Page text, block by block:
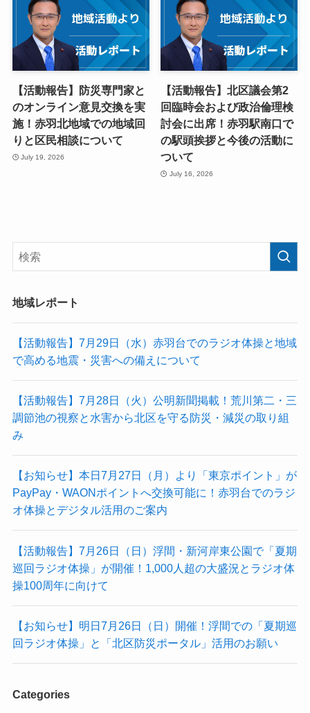
【活動報告】防災専門家と
のオンライン意見交換を実
施！赤羽北地域での地域回
りと区民相談について
July 19, 2026
【活動報告】北区議会第2
回臨時会および政治倫理検
討会に出席！赤羽駅南口で
の駅頭挨拶と今後の活動に
ついて
July 16, 2026
地域レポート
【活動報告】7月29日（水）赤羽台でのラジオ体操と地域
で高める地震・災害への備えについて
【活動報告】7月28日（火）公明新聞掲載！荒川第二・三
調節池の視察と水害から北区を守る防災・減災の取り組
み
【お知らせ】本日7月27日（月）より「東京ポイント」が
PayPay・WAONポイントへ交換可能に！赤羽台でのラジ
オ体操とデジタル活用のご案内
【活動報告】7月26日（日）浮間・新河岸東公園で「夏期
巡回ラジオ体操」が開催！1,000人超の大盛況とラジオ体
操100周年に向けて
【お知らせ】明日7月26日（日）開催！浮間での「夏期巡
回ラジオ体操」と「北区防災ポータル」活用のお願い
Categories